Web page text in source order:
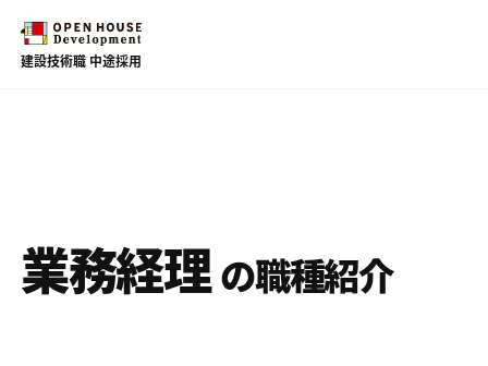
建設技術職 中途採用
設計職 建売・注文
COMPANY PROFILE
業務経理の職種紹介